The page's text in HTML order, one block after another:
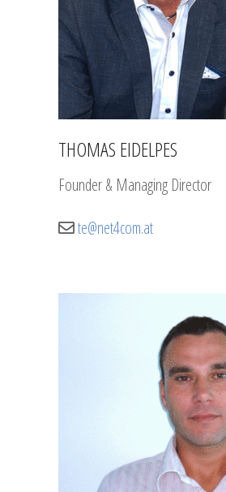
THOMAS EIDELPES
Founder & Managing Director
te@net4com.at